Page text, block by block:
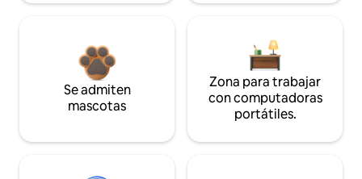
Se admiten
mascotas
Zona para trabajar
con computadoras
portátiles.